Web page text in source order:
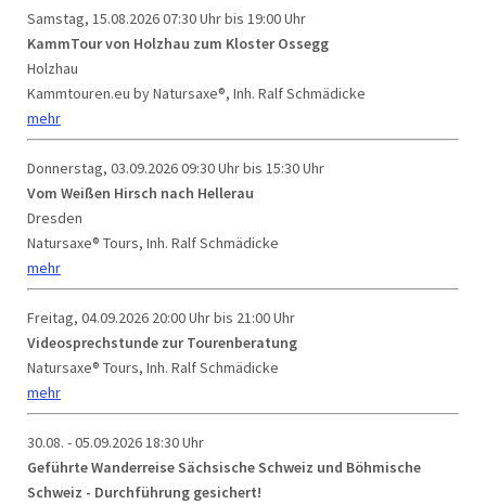
Samstag, 15.08.202607:30 Uhr bis 19:00 Uhr
KammTour von Holzhau zum Kloster Ossegg
Holzhau
Kammtouren.eu by Natursaxe®, Inh. Ralf Schmädicke
mehr
Donnerstag, 03.09.202609:30 Uhr bis 15:30 Uhr
Vom Weißen Hirsch nach Hellerau
Dresden
Natursaxe® Tours, Inh. Ralf Schmädicke
mehr
Freitag, 04.09.2026 20:00 Uhr bis 21:00 Uhr
Videosprechstunde zur Tourenberatung
Natursaxe® Tours, Inh. Ralf Schmädicke
mehr
30.08. - 05.09.202618:30 Uhr
Geführte Wanderreise Sächsische Schweiz und Böhmische
Schweiz - Durchführung gesichert!